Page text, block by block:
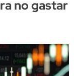
no gastar